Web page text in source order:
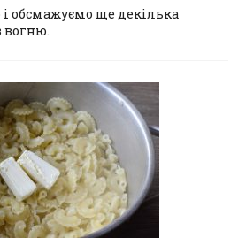
обсмажуємо ще декілька
вогню.